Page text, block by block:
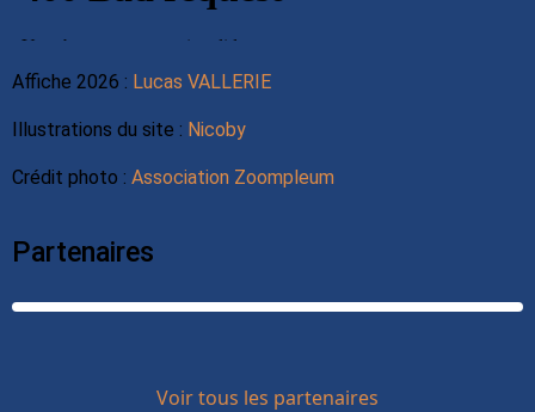
Affiche 2026 : Lucas VALLERIE
Illustrations du site : Nicoby
Crédit photo : Association Zoompleum
Partenaires
Voir tous les partenaires